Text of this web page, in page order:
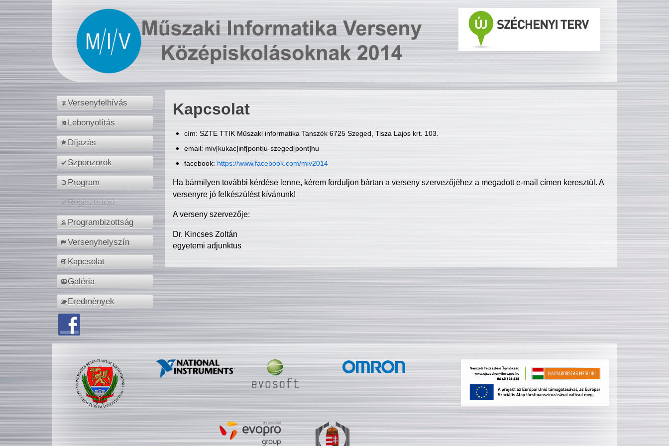
Versenyfelhívás
Lebonyolítás
Díjazás
Szponzorok
Program
Regisztráció
Programbizottság
Versenyhelyszín
Kapcsolat
Galéria
Eredmények
Kapcsolat
cím: SZTE TTIK Műszaki informatika Tanszék 6725 Szeged, Tisza Lajos krt. 103.
email: miv[kukac]inf[pont]u-szeged[pont]hu
facebook: https://www.facebook.com/miv2014
Ha bármilyen további kérdése lenne, kérem forduljon bártan a verseny szervezőjéhez a megadott e-mail címen keresztül. A
versenyre jó felkészülést kívánunk!
A verseny szervezője:
Dr. Kincses Zoltán
egyetemi adjunktus